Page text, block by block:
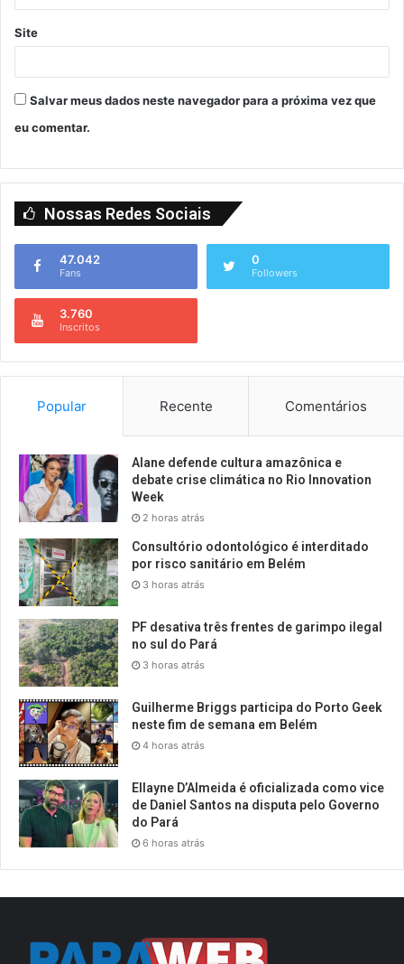
Site
Salvar meus dados neste navegador para a próxima vez que
eu comentar.
Nossas Redes Sociais
47.042
Fans
0
Followers
3.760
Inscritos
Popular Recente Comentários
Alane defende cultura amazônica e
debate crise climática no Rio Innovation
Week
2 horas atrás
Consultório odontológico é interditado
por risco sanitário em Belém
3 horas atrás
PF desativa três frentes de garimpo ilegal
no sul do Pará
3 horas atrás
Guilherme Briggs participa do Porto Geek
neste fim de semana em Belém
4 horas atrás
Ellayne D’Almeida é oficializada como vice
de Daniel Santos na disputa pelo Governo
do Pará
6 horas atrás